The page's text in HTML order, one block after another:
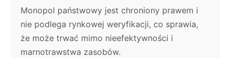
Monopol państwowy jest chroniony prawem i
nie podlega rynkowej weryfikacji, co sprawia,
że może trwać mimo nieefektywności i
marnotrawstwa zasobów.